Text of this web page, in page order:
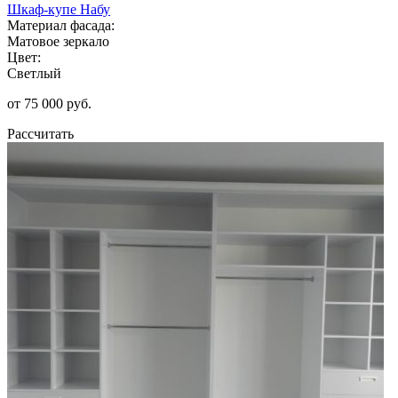
Шкаф-купе Набу
Материал фасада:
Матовое зеркало
Цвет:
Светлый
от 75 000 руб.
Рассчитать